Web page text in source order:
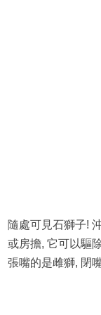
隨處可見石獅子!
或房擔, 它可以驅
張嘴的是雌獅, 閉